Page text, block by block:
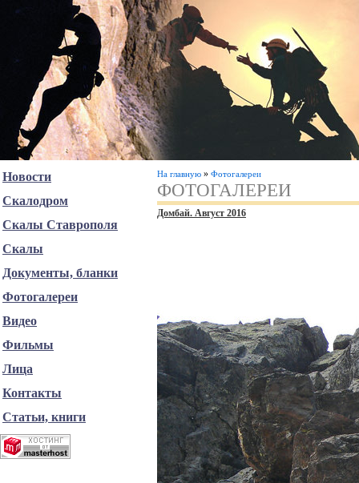
На главную » Фотогалереи
ФОТОГАЛЕРЕИ
Домбай. Август 2016
Новости
Скалодром
Скалы Ставрополя
Скалы
Документы, бланки
Фотогалереи
Видео
Фильмы
Лица
Контакты
Статьи, книги